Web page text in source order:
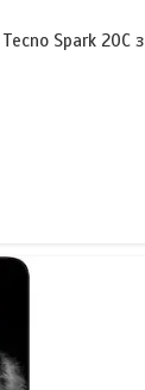
Spark 20C з